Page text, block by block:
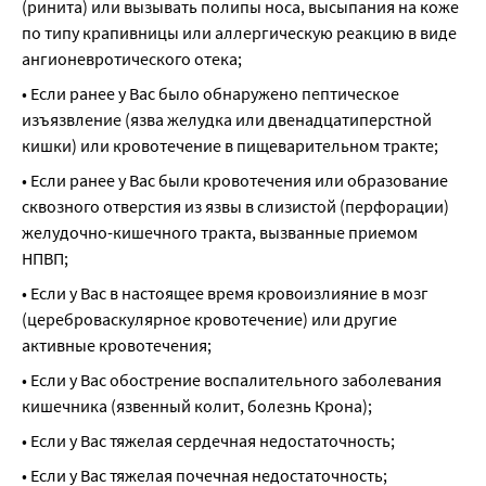
(ринита) или вызывать полипы носа, высыпания на коже
по типу крапивницы или аллергическую реакцию в виде
ангионевротического отека;
• Если ранее у Вас было обнаружено пептическое
изъязвление (язва желудка или двенадцатиперстной
кишки) или кровотечение в пищеварительном тракте;
• Если ранее у Вас были кровотечения или образование
сквозного отверстия из язвы в слизистой (перфорации)
желудочно-кишечного тракта, вызванные приемом
НПВП;
• Если у Вас в настоящее время кровоизлияние в мозг
(цереброваскулярное кровотечение) или другие
активные кровотечения;
• Если у Вас обострение воспалительного заболевания
кишечника (язвенный колит, болезнь Крона);
• Если у Вас тяжелая сердечная недостаточность;
• Если у Вас тяжелая почечная недостаточность;